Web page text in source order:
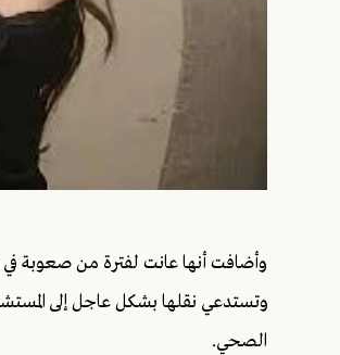
وأضافت أنها عانت لفترة من صعوبة
وتستدعي نقلها بشكل عاجل إلى
الصحي.